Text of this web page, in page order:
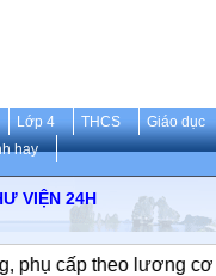
Lớp 4 THCS Giáo dục
hay
VIỆN 24H
cấp theo lương cơ sở